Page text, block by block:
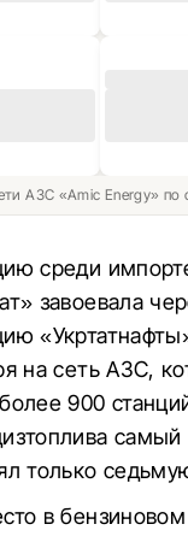
АЗС «Amic Energy» по
среди
завоевала
на сеть АЗС,
900
только
в